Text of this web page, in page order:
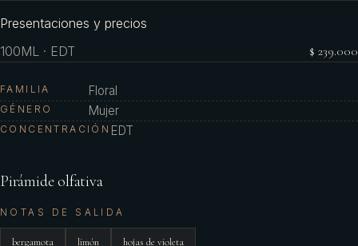
Presentaciones y precios
100ML · EDT
$ 239.000
FAMILIA Floral
GÉNERO Mujer
CONCENTRACIÓN EDT
Pirámide olfativa
NOTAS DE SALIDA
bergamota limón hojas de violeta